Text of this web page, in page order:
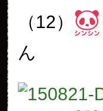
（12）
ん